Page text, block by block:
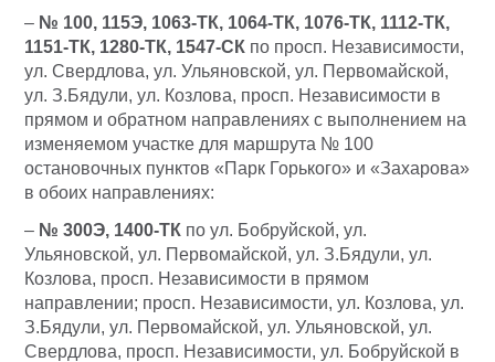
– № 100, 115Э, 1063-ТК, 1064-ТК, 1076-ТК, 1112-ТК,
1151-ТК, 1280-ТК, 1547-СК по просп. Независимости,
ул. Свердлова, ул. Ульяновской, ул. Первомайской,
ул. З.Бядули, ул. Козлова, просп. Независимости в
прямом и обратном направлениях с выполнением на
изменяемом участке для маршрута № 100
остановочных пунктов «Парк Горького» и «Захарова»
в обоих направлениях:
– № 300Э, 1400-ТК по ул. Бобруйской, ул.
Ульяновской, ул. Первомайской, ул. З.Бядули, ул.
Козлова, просп. Независимости в прямом
направлении; просп. Независимости, ул. Козлова, ул.
З.Бядули, ул. Первомайской, ул. Ульяновской, ул.
Свердлова, просп. Независимости, ул. Бобруйской в